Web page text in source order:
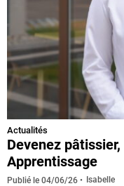
Actualités
Devenez
Apprentissage
Publié le 04/06/26 Isabelle